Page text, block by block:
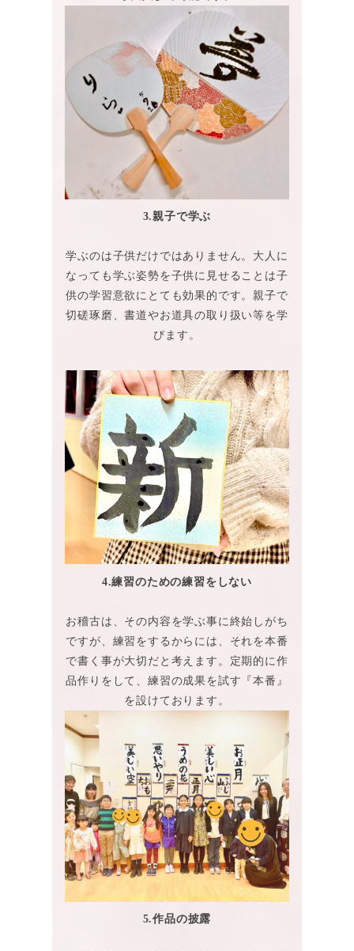
3.親子で学ぶ
学ぶのは子供だけではありません。大人に
なっても学ぶ姿勢を子供に見せることは子
供の学習意欲にとても効果的です。親子で
切磋琢磨、書道やお道具の取り扱い等を学
びます。
4.練習のための練習をしない
お稽古は、その内容を学ぶ事に終始しがち
ですが、練習をするからには、それを本番
で書く事が大切だと考えます。定期的に作
品作りをして、練習の成果を試す『本番』
を設けております。
5.作品の披露